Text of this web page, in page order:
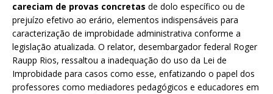
careciam de provas concretas de dolo específico ou de
prejuízo efetivo ao erário, elementos indispensáveis para
caracterização de improbidade administrativa conforme a
legislação atualizada. O relator, desembargador federal Roger
Raupp Rios, ressaltou a inadequação do uso da Lei de
Improbidade para casos como esse, enfatizando o papel dos
professores como mediadores pedagógicos e educadores em